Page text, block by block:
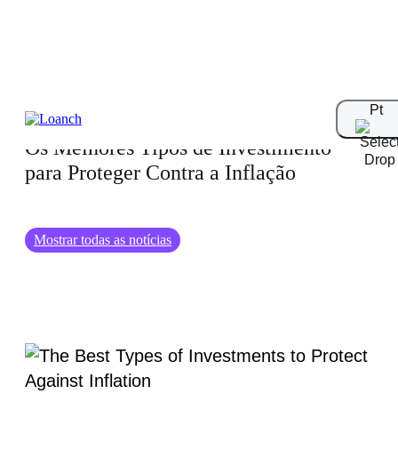
Pt
07.06.2024
Os Melhores Tipos de Investimento
para Proteger Contra a Inflação
Mostrar todas as notícias